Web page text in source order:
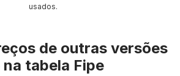
usados.
de outras versões
na tabela Fipe